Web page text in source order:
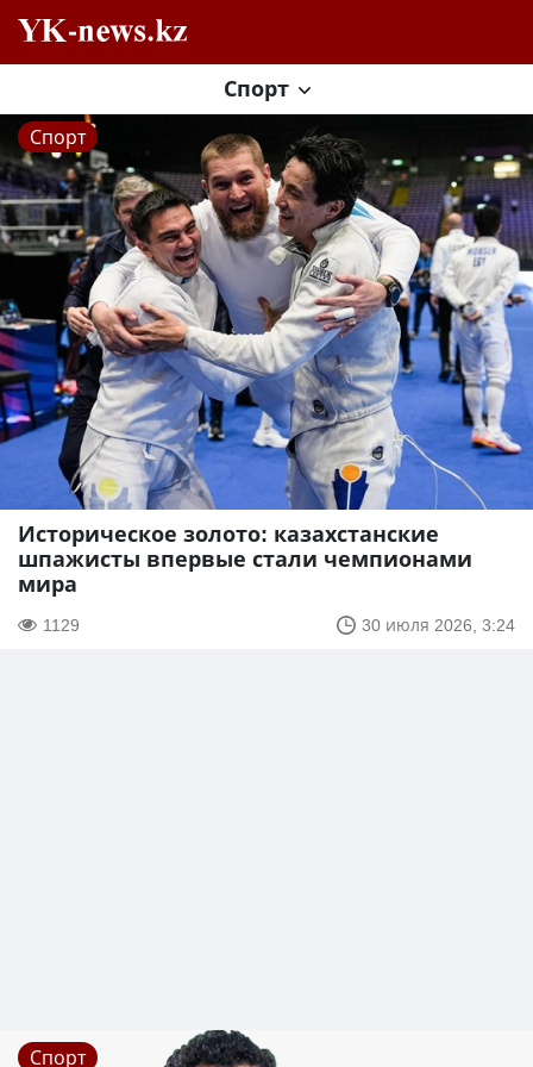
Спорт
Спорт
Историческое золото: казахстанские
шпажисты впервые стали чемпионами
мира
1129 30 июля 2026, 3:24
Спорт